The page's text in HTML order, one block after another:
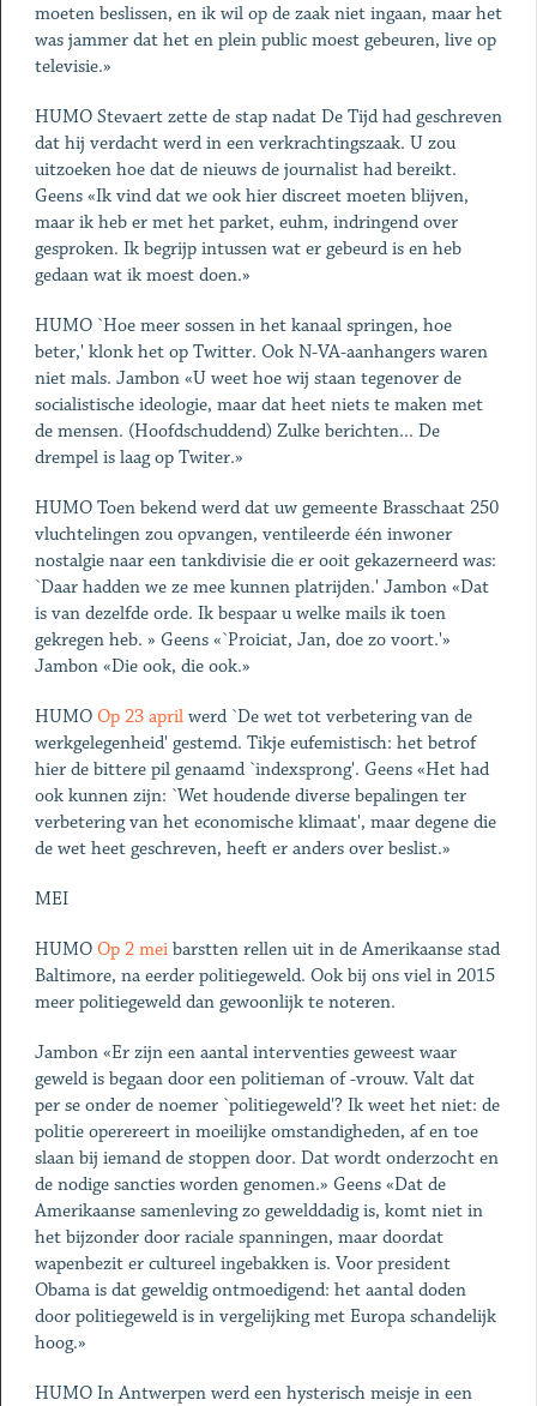
moeten beslissen, en ik wil op de zaak niet ingaan, maar het
was jammer dat het en plein public moest gebeuren, live op
televisie.»
HUMO Stevaert zette de stap nadat De Tijd had geschreven
dat hij verdacht werd in een verkrachtingszaak. U zou
uitzoeken hoe dat de nieuws de journalist had bereikt.
Geens «Ik vind dat we ook hier discreet moeten blijven,
maar ik heb er met het parket, euhm, indringend over
gesproken. Ik begrijp intussen wat er gebeurd is en heb
gedaan wat ik moest doen.»
HUMO `Hoe meer sossen in het kanaal springen, hoe
beter,' klonk het op Twitter. Ook N-VA-aanhangers waren
niet mals. Jambon «U weet hoe wij staan tegenover de
socialistische ideologie, maar dat heet niets te maken met
de mensen. (Hoofdschuddend) Zulke berichten... De
drempel is laag op Twiter.»
HUMO Toen bekend werd dat uw gemeente Brasschaat 250
vluchtelingen zou opvangen, ventileerde één inwoner
nostalgie naar een tankdivisie die er ooit gekazerneerd was:
`Daar hadden we ze mee kunnen platrijden.' Jambon «Dat
is van dezelfde orde. Ik bespaar u welke mails ik toen
gekregen heb. » Geens «`Proiciat, Jan, doe zo voort.'»
Jambon «Die ook, die ook.»
HUMO Op 23 aprilwerd `De wet tot verbetering van de
werkgelegenheid' gestemd. Tikje eufemistisch: het betrof
hier de bittere pil genaamd `indexsprong'. Geens «Het had
ook kunnen zijn: `Wet houdende diverse bepalingen ter
verbetering van het economische klimaat', maar degene die
de wet heet geschreven, heeft er anders over beslist.»
MEI
HUMO Op 2 meibarstten rellen uit in de Amerikaanse stad
Baltimore, na eerder politiegeweld. Ook bij ons viel in 2015
meer politiegeweld dan gewoonlijk te noteren.
Jambon «Er zijn een aantal interventies geweest waar
geweld is begaan door een politieman of -vrouw. Valt dat
per se onder de noemer `politiegeweld'? Ik weet het niet: de
politie operereert in moeilijke omstandigheden, af en toe
slaan bij iemand de stoppen door. Dat wordt onderzocht en
de nodige sancties worden genomen.» Geens «Dat de
Amerikaanse samenleving zo gewelddadig is, komt niet in
het bijzonder door raciale spanningen, maar doordat
wapenbezit er cultureel ingebakken is. Voor president
Obama is dat geweldig ontmoedigend: het aantal doden
door politiegeweld is in vergelijking met Europa schandelijk
hoog.»
HUMO In Antwerpen werd een hysterisch meisje in een